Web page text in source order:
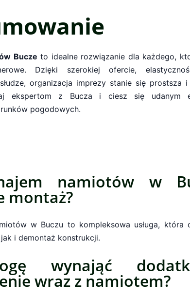
Bucze to idealne rozwiązanie dla każdego,
Dzięki szerokiej ofercie,
organizacja imprezy stanie się prostsza
ekspertom z Bucza i ciesz się udanym
pogodowych.
namiotów w
montaż?
w Buczu to kompleksowa usługa, która
i demontaż konstrukcji.
wynająć
wraz z namiotem?